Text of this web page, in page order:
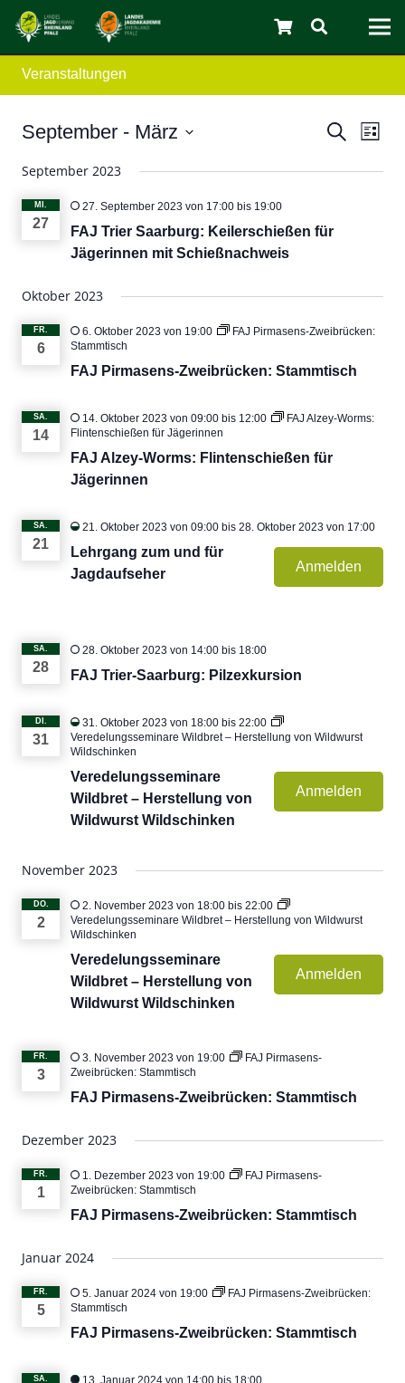
Veranstaltungen
Suche
Suche
Liste
September - März
wählen.
September 2023
MI.
27
27. September 2023 von 17:00 bis 19:00
FAJ Trier Saarburg: Keilerschießen für
Jägerinnen mit Schießnachweis
Oktober 2023
FR.
6
6. Oktober 2023 von 19:00
FAJ Pirmasens-Zweibrücken:
Stammtisch
FAJ Pirmasens-Zweibrücken: Stammtisch
SA.
14
14. Oktober 2023 von 09:00 bis 12:00
FAJ Alzey-Worms:
Flintenschießen für Jägerinnen
FAJ Alzey-Worms: Flintenschießen für
Jägerinnen
SA.
21
21. Oktober 2023 von 09:00 bis 28. Oktober 2023 von 17:00
Lehrgang zum und für
Jagdaufseher
Anmelden
SA.
28
28. Oktober 2023 von 14:00 bis 18:00
FAJ Trier-Saarburg: Pilzexkursion
DI.
31
31. Oktober 2023 von 18:00 bis 22:00
Veredelungsseminare Wildbret – Herstellung von Wildwurst
Wildschinken
Veredelungsseminare
Wildbret – Herstellung von
Wildwurst Wildschinken
Anmelden
November 2023
DO.
2
2. November 2023 von 18:00 bis 22:00
Veredelungsseminare Wildbret – Herstellung von Wildwurst
Wildschinken
Veredelungsseminare
Wildbret – Herstellung von
Wildwurst Wildschinken
Anmelden
FR.
3
3. November 2023 von 19:00
FAJ Pirmasens-
Zweibrücken: Stammtisch
FAJ Pirmasens-Zweibrücken: Stammtisch
Dezember 2023
FR.
1
1. Dezember 2023 von 19:00
FAJ Pirmasens-
Zweibrücken: Stammtisch
FAJ Pirmasens-Zweibrücken: Stammtisch
Januar 2024
FR.
5
5. Januar 2024 von 19:00
FAJ Pirmasens-Zweibrücken:
Stammtisch
FAJ Pirmasens-Zweibrücken: Stammtisch
SA. 13. Januar 2024 von 14:00 bis 18:00